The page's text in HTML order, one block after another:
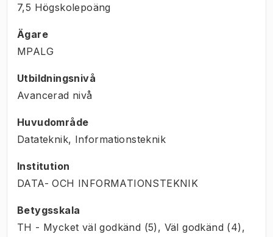
7,5 Högskolepoäng
Ägare
MPALG
Utbildningsnivå
Avancerad nivå
Huvudområde
Datateknik, Informationsteknik
Institution
DATA- OCH INFORMATIONSTEKNIK
Betygsskala
TH - Mycket väl godkänd (5), Väl godkänd (4),